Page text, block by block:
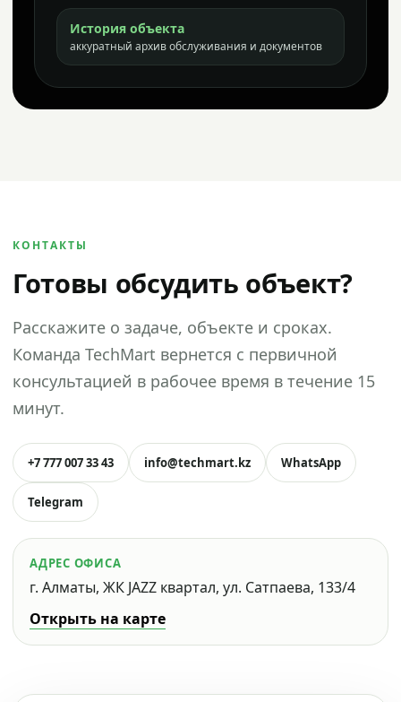
История объекта
аккуратный архив обслуживания и документов
КОНТАКТЫ
Готовы обсудить объект?
Расскажите о задаче, объекте и сроках.
Команда TechMart вернется с первичной
консультацией в рабочее время в течение 15
минут.
+7 777 007 33 43 info@techmart.kz WhatsApp
Telegram
АДРЕС ОФИСА
г. Алматы, ЖК JAZZ квартал, ул. Сатпаева, 133/4
Открыть на карте